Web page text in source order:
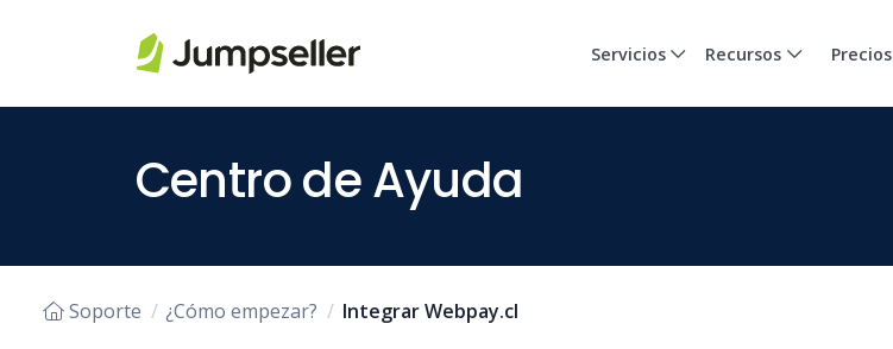
Saltar al contenido principal
Servicios Recursos Precios
Centro de Ayuda
Soporte ¿Cómo empezar? Integrar Webpay.cl